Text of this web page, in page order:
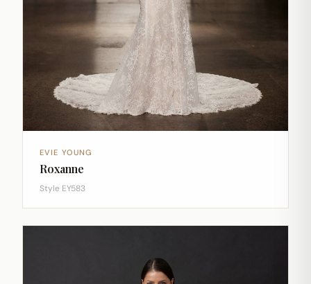
EVIE YOUNG
Roxanne
Style EY583